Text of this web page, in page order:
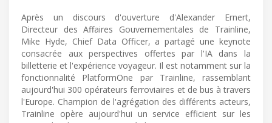
Après un discours d'ouverture d'Alexander Ernert,
Directeur des Affaires Gouvernementales de Trainline,
Mike Hyde, Chief Data Officer, a partagé une keynote
consacrée aux perspectives offertes par l'IA dans la
billetterie et l'expérience voyageur. Il est notamment sur la
fonctionnalité PlatformOne par Trainline, rassemblant
aujourd'hui 300 opérateurs ferroviaires et de bus à travers
l'Europe. Champion de l'agrégation des différents acteurs,
Trainline opère aujourd'hui un service efficient sur les